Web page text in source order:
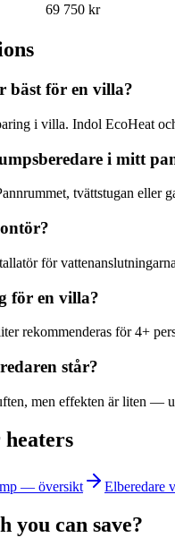
69 750 kr
bäst för en villa?
i villa. Indol EcoHeat
i mitt
tvättstugan
för
för en villa?
rekommenderas för 4+
står?
men effekten är liten —
— översikt Elberedare
you can save?